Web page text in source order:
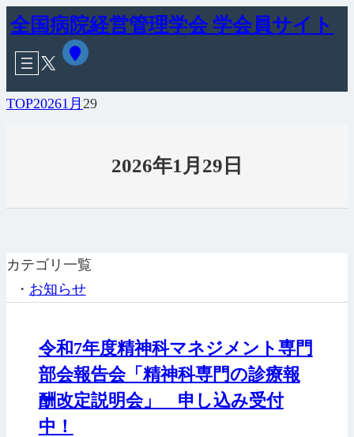
内
ス
全国病院経営管理学会 学会員サイト
X
ア
イ
ン
リ
TOP20261月 29
2026年1月29日
カテゴリ一覧
・ お知らせ
令和7年度精神科マネジメント専門
部会報告会「精神科専門の診療報
酬改定説明会」 申し込み受付
中！